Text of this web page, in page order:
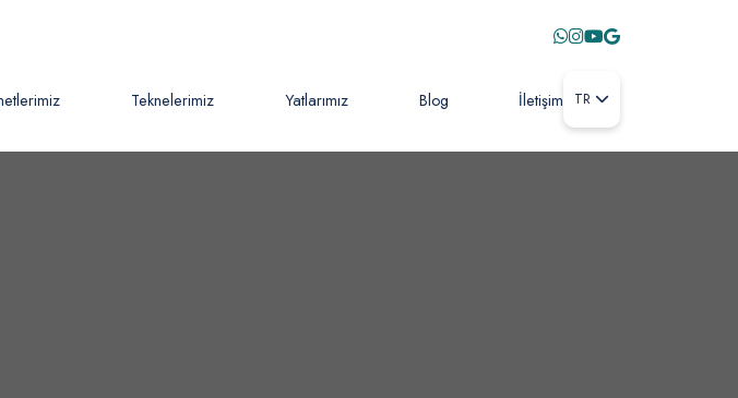
Teknelerimiz Yatlarımız Blog İletişim TR